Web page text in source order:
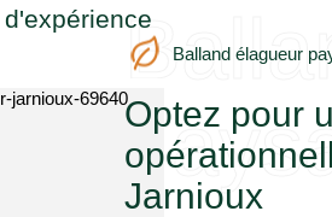
Balland élagueur
Optez pour
Jarnioux